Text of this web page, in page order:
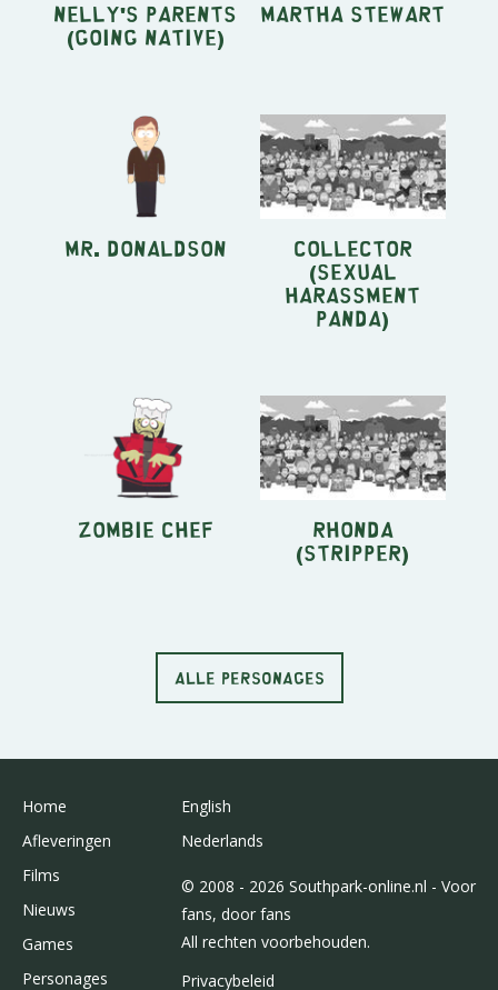
Nelly's Parents
(Going Native)
Martha Stewart
Mr. Donaldson Collector
(Sexual
Harassment
Panda)
Zombie Chef Rhonda
(stripper)
ALLE PERSONAGES
Home
Afleveringen
Films
Nieuws
Games
Personages
English
Nederlands
© 2008 - 2026 Southpark-online.nl - Voor
fans, door fans
All rechten voorbehouden.
Privacybeleid